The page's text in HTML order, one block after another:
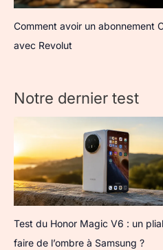
Comment avoir un abonnement
avec Revolut
Notre dernier test
Test du Honor Magic V6 : un
faire de l’ombre à Samsung ?